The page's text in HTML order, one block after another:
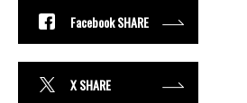
Facebook SHARE
X SHARE